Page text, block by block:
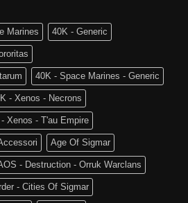
Marines 40K - Generic
40K - Space Marines - Generic
- Xenos - Necrons
Xenos - T'au Empire
Age Of Sigmar
- Destruction - Orruk Warclans
- Cities Of Sigmar